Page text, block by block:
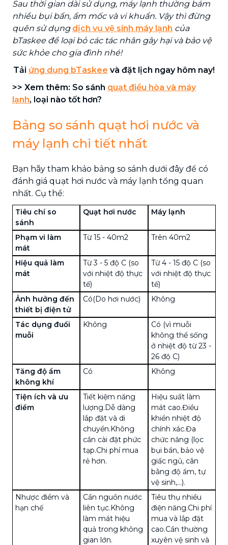
Sau thời gian dài sử dụng, máy lạnh thường bám
nhiều bụi bẩn, ẩm mốc và vi khuẩn. Vậy thì đừng
quên sử dụng dịch vụ vệ sinh máy lạnh của
bTaskee để loại bỏ các tác nhân gây hại và bảo vệ
sức khỏe cho gia đình nhé!
Tải ứng dụng bTaskee và đặt lịch ngay hôm nay!
>> Xem thêm: So sánh quạt điều hòa và máy
lạnh, loại nào tốt hơn?
Bảng so sánh quạt hơi nước và
máy lạnh chi tiết nhất
Bạn hãy tham khảo bảng so sánh dưới đây để có
đánh giá quạt hơi nước và máy lạnh tổng quan
nhất. Cụ thể:
Tiêu chí so
sánh
Quạt hơi nước Máy lạnh
Phạm vi làm
mát
Từ 15 - 40m2 Trên 40m2
Hiệu quả làm
mát
Từ 3 - 5 độ C (so
với nhiệt độ thực
tế)
Từ 4 - 15 độ C (so
với nhiệt độ thực
tế)
Ảnh hưởng đến
thiết bị điện tử
Có(Do hơi nước) Không
Tác dụng đuổi
muỗi
Không
Có (vì muỗi
không thể sống
ở nhiệt độ từ 23 -
26 độ C)
Tăng độ ẩm
không khí
Có Không
Tiện ích và ưu
điểm
Tiết kiệm năng
lượng.Dễ dàng
lắp đặt và di
chuyển.Không
cần cài đặt phức
tạp.Chi phí mua
rẻ hơn.
Hiệu suất làm
mátcao.Điều
khiển nhiệt độ
chính xác.Đa
chức năng (lọc
bụi bẩn, bảo vệ
giấc ngủ, cân
bằng độ ẩm, tự
vệ sinh,...).
Nhược điểm và
hạn chế
Cần nguồn nước
liên tục.Không
làm mát hiệu
quả trong không
gian lớn.
Tiêu thụ nhiều
điện năng.Chi phí
mua và lắp đặt
cao.Cần thường
xuyên vệ sinh và